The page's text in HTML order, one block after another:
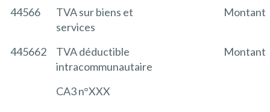
44566
TVA sur biens et
services
Montant
445662
TVA déductible
intracommunautaire
Montant
CA3 n°XXX